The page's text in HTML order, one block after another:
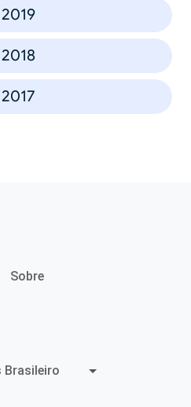
2019
2018
2017
Sobre